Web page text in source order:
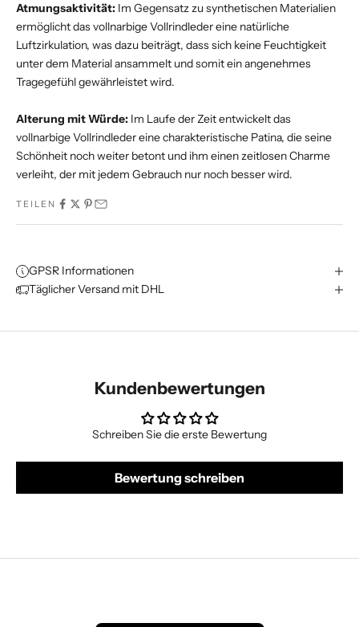
Atmungsaktivität: Im Gegensatz zu synthetischen Materialien
ermöglicht das vollnarbige Vollrindleder eine natürliche
Luftzirkulation, was dazu beiträgt, dass sich keine Feuchtigkeit
unter dem Material ansammelt und somit ein angenehmes
Tragegefühl gewährleistet wird.
Alterung mit Würde: Im Laufe der Zeit entwickelt das
vollnarbige Vollrindleder eine charakteristische Patina, die seine
Schönheit noch weiter betont und ihm einen zeitlosen Charme
verleiht, der mit jedem Gebrauch nur noch besser wird.
TEILEN
GPSR Informationen
Täglicher Versand mit DHL
Kundenbewertungen
Schreiben Sie die erste Bewertung
Bewertung schreiben